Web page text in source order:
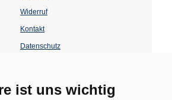
ist uns wichtig
Widerruf
Kontakt
Datenschutz